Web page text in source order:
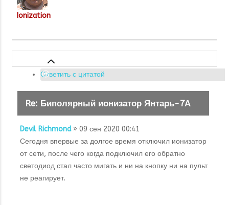
Ionization
Ответить с цитатой
Re: Биполярный ионизатор Янтарь-7А
Devil Richmond» 09 сен 2020 00:41
Сегодня впервые за долгое время отключил ионизатор
от сети, после чего когда подключил его обратно
светодиод стал часто мигать и ни на кнопку ни на пульт
не реагирует.